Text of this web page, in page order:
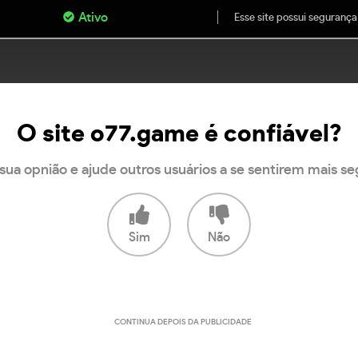
Ativo Esse site possui
O site o77.game é confiável?
opnião e ajude outros usuários a se sentirem mais
Sim Não
CONTINUA DEPOIS DA PUBLICIDADE